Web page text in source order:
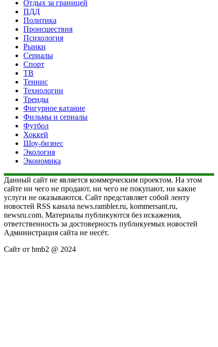
Отдых за границей
ПДД
Политика
Происшествия
Психология
Рынки
Сериалы
Спорт
ТВ
Теннис
Технологии
Тренды
Фигурное катание
Фильмы и сериалы
Футбол
Хоккей
Шоу-бизнес
Экология
Экономика
Данный сайт не является коммерческим проектом. На этом
сайте ни чего не продают, ни чего не покупают, ни какие
услуги не оказываются. Сайт представляет собой ленту
новостей RSS канала news.rambler.ru, kommersant.ru,
newsru.com. Материалы публикуются без искажения,
ответственность за достоверность публикуемых новостей
Администрация сайта не несёт.
Сайт от bmb2 @ 2024